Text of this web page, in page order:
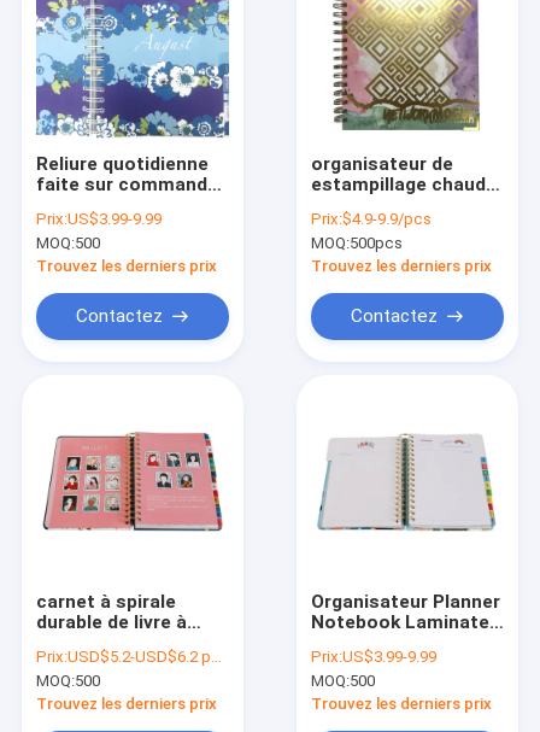
Reliure quotidienne
faite sur commande
d'organisateur de
Planner Book
120GSM de
d'unité centrale
Prix:US$3.99-9.99
MOQ:500
Trouvez les derniers prix
Contactez
organisateur de
estampillage chaud
d'affaires
personnelles d'ODM
210pp d'or de papier
Prix:$4.9-9.9/pcs
MOQ:500pcs
Trouvez les derniers prix
Contactez
carnet à spirale
durable de livre à
Planner Book
100gsm
d'organisateur de
Prix:USD$5.2-USD$6.2 per set
MOQ:500
Trouvez les derniers prix
Organisateur Planner
Notebook Laminated
du jour d'OPP 8
pouces X 9,5 pouces
Prix:US$3.99-9.99
MOQ:500
Trouvez les derniers prix